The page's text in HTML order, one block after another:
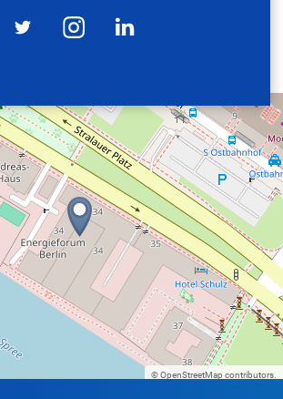
©OpenStreetMap contributors.